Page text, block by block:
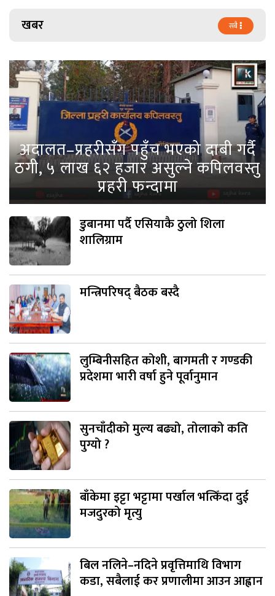
खबर सबै
अदालत–प्रहरीसँग पहुँच भएको दाबी गर्दै
ठगी, ५ लाख ६२ हजार असुल्ने कपिलवस्तु
प्रहरी फन्दामा
डुबानमा पर्दै एसियाकै ठुलो शिला
शालिग्राम
मन्त्रिपरिषद् बैठक बस्दै
लुम्बिनीसहित कोशी, बागमती र गण्डकी
प्रदेशमा भारी वर्षा हुने पूर्वानुमान
सुनचाँदीको मुल्य बढ्यो, तोलाको कति
पुग्यो ?
बाँकेमा इट्टा भट्टामा पर्खाल भत्किँदा दुई
मजदुरको मृत्यु
बिल नलिने–नदिने प्रवृत्तिमाथि विभाग
कडा, सबैलाई कर प्रणालीमा आउन आह्वान